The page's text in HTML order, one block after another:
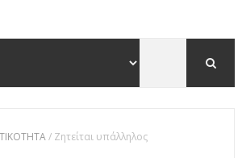
/ Ζητείται υπάλληλος